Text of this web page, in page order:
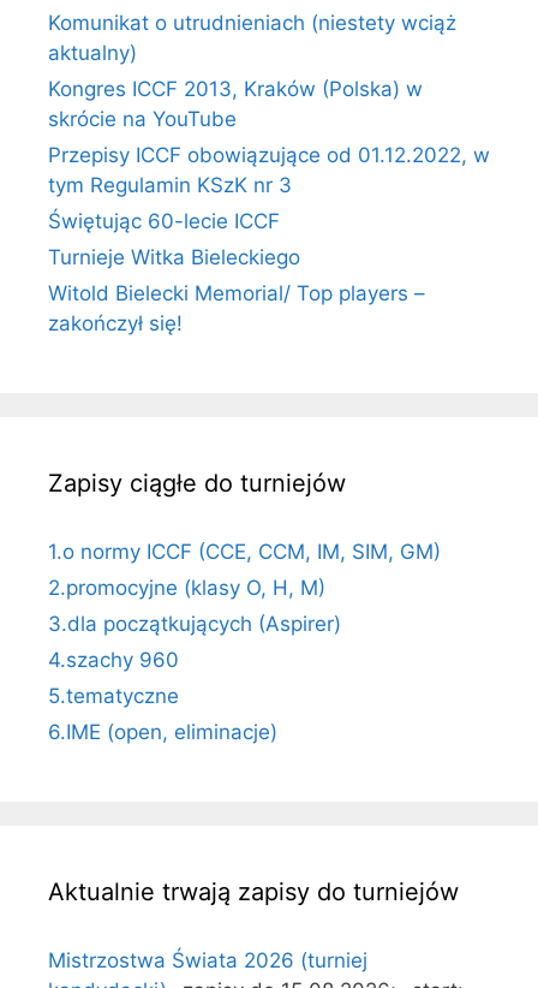
Komunikat o utrudnieniach (niestety wciąż
aktualny)
Kongres ICCF 2013, Kraków (Polska) w
skrócie na YouTube
Przepisy ICCF obowiązujące od 01.12.2022, w
tym Regulamin KSzK nr 3
Świętując 60-lecie ICCF
Turnieje Witka Bieleckiego
Witold Bielecki Memorial/ Top players –
zakończył się!
Zapisy ciągłe do turniejów
1.o normy ICCF (CCE, CCM, IM, SIM, GM)
2.promocyjne (klasy O, H, M)
3.dla początkujących (Aspirer)
4.szachy 960
5.tematyczne
6.IME (open, eliminacje)
Aktualnie trwają zapisy do turniejów
Mistrzostwa Świata 2026 (turniej